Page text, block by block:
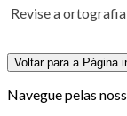
Revise a
Voltar para a Página
Navegue pelas